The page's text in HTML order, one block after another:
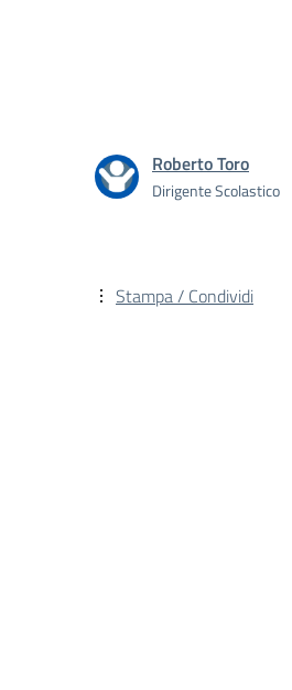
Roberto Toro
Dirigente Scolastico
Stampa / Condividi